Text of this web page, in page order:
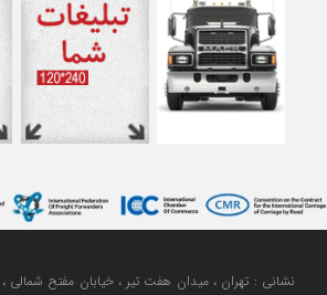
نشانی : تهران ، میدان هفت تیر ، خیابان مفتح شمالی ،